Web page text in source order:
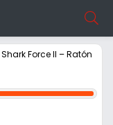
Force II – Ratón